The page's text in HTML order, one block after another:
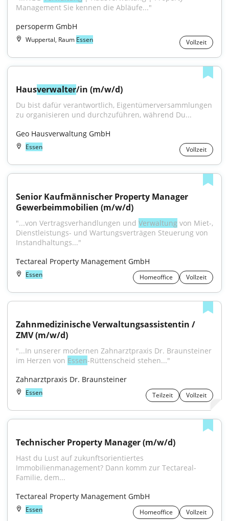
Management Sie kennen die Abläufe..."
persoperm GmbH
Wuppertal, Raum Essen Vollzeit
Hausverwalter/in (m/w/d)
Du bist dafür verantwortlich, Eigentümerversammlungen
zu organisieren und durchzuführen, während Du...
Geo Hausverwaltung GmbH
Essen Vollzeit
Senior Kaufmännischer Property Manager
Gewerbeimmobilien (m/w/d)
"...von Vertragsverhandlungen und Verwaltung von Miet-,
Dienstleistungs- und Wartungsverträgen Steuerung von
Instandhaltungs..."
Tectareal Property Management GmbH
Essen Homeoffice Vollzeit
Zahnmedizinische Verwaltungsassistentin /
ZMV (m/w/d)
"...In unserer modernen Zahnarztpraxis Dr. Braunsteiner
im Herzen von Essen-Rüttenscheid stehen..."
Zahnarztpraxis Dr. Braunsteiner
Essen Teilzeit Vollzeit
Technischer Property Manager (m/w/d)
Hast du Lust auf zukunftsorientiertes
Immobilienmanagement? Dann komm zur Tectareal-
Familie, dem...
Tectareal Property Management GmbH
Essen Homeoffice Vollzeit